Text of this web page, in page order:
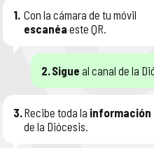
1. Con la cámara de tu móvil
escanéa este QR.
2.Sigue al canal de la
3.Recibe toda la información
de la Diócesis.